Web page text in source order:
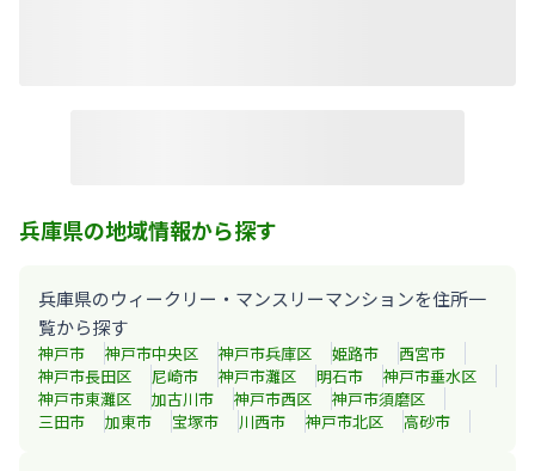
兵庫県の地域情報から探す
兵庫県のウィークリー・マンスリーマンションを住所一
覧から探す
神戸市 神戸市中央区 神戸市兵庫区 姫路市
西宮市
神戸市長田区
尼崎市 神戸市灘区 明石市
神戸市垂水区
神戸市東灘区
加古川市 神戸市西区
神戸市須磨区
三田市
加東市 宝塚市 川西市 神戸市北区 高砂市